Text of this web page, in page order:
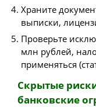
Храните
выписки,
Проверьте
млн рублей,
применяться
Скрытые
банковские